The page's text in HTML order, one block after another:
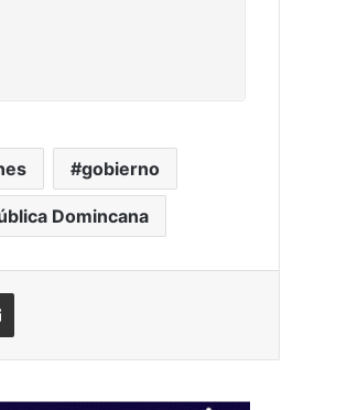
gobierno
Domincana
Share via Email